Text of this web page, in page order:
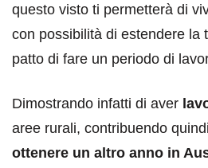
questo visto ti permetterà di
con possibilità di estendere la
patto di fare un periodo di
Dimostrando infatti di aver
aree rurali, contribuendo
ottenere un altro anno in